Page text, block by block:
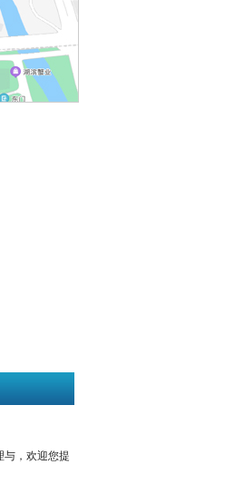
与，欢迎您提